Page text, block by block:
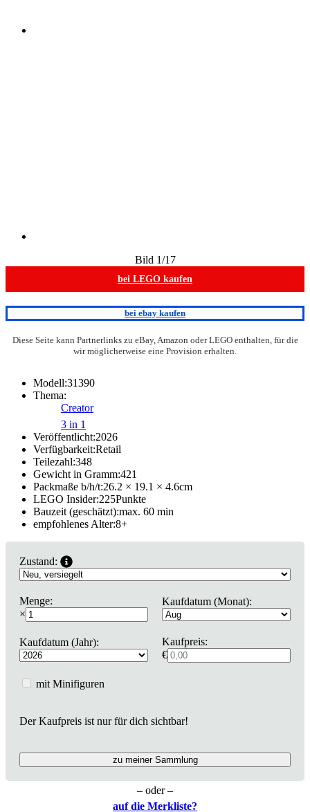
Bild 1/17
bei LEGO kaufen
bei ebay kaufen
Diese Seite kann Partnerlinks zu eBay, Amazon oder LEGO enthalten, für die
wir möglicherweise eine Provision erhalten.
Modell:31390
Thema:
Creator
3 in 1
Veröffentlicht:2026
Verfügbarkeit:Retail
Teilezahl:348
Gewicht in Gramm:421
Packmaße b/h/t:26.2 × 19.1 × 4.6cm
LEGO Insider:225Punkte
Bauzeit (geschätzt):max. 60 min
empfohlenes Alter:8+
Zustand:
Menge:
×
Kaufdatum (Monat):
Kaufdatum (Jahr):
Kaufpreis:
€
Der Kaufpreis ist nur für dich sichtbar!
zu meiner Sammlung
mit Minifiguren
– oder –
auf die Merkliste?